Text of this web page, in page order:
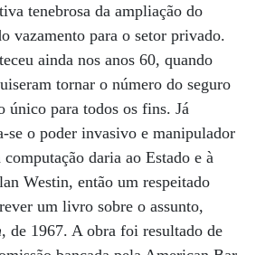
tenebrosa da ampliação do
vazamento para o setor privado.
ainda nos anos 60, quando
tornar o número do seguro
único para todos os fins. Já
se o poder invasivo e manipulador
daria ao Estado e à
Westin, então um respeitado
um livro sobre o assunto,
, de 1967. A obra foi resultado de